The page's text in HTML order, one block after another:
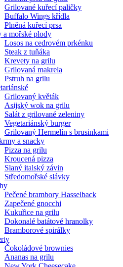
Grilované kuřecí paličky
Buffalo Wings křídla
Plněná kuřecí prsa
a mořské plody
Losos na cedrovém prkénku
Steak z tuňáka
Krevety na grilu
Grilovaná makrela
Pstruh na grilu
Grilovaný květák
Asijský wok na grilu
Salát z grilované zeleniny
Vegetariánský burger
Grilovaný Hermelín s brusinkami
a snacky
Pizza na grilu
Kroucená pizza
Slaný italský závin
Středomořské slávky
Pečené brambory Hasselback
Zapečené gnocchi
Kukuřice na grilu
Dokonalé batátové hranolky
Bramborové spirálky
Čokoládové brownies
Ananas na grilu